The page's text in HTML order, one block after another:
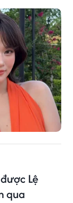
Lệ
qua